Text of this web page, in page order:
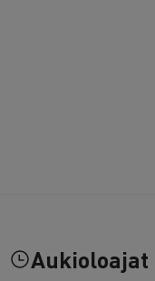
Aukioloajat